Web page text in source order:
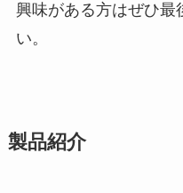
興味がある方はぜひ最
い。
製品紹介